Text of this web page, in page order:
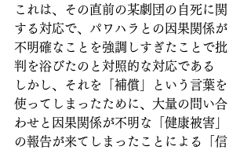
これは、その直前の某劇団の自死に関
する対応で、パワハラとの因果関係が
不明確なことを強調しすぎたことで批
判を浴びたのと対照的な対応である
しかし、それを「補償」という言葉を
使ってしまったために、大量の問い合
わせと因果関係が不明な「健康被害」
の報告が来てしまったことによる「信